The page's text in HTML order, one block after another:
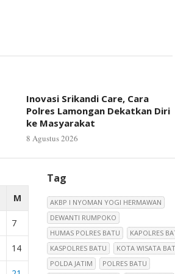
Inovasi Srikandi Care, Cara
Polres Lamongan Dekatkan Diri
ke Masyarakat
8 Agustus 2026
M
7
14
Tag
AKBP I NYOMAN YOGI HERMAWAN
DEWANTI RUMPOKO
HUMAS POLRES BATU
KAPOLRES
KASPOLRES BATU
KOTA WISATA
POLDA JATIM
POLRES BATU